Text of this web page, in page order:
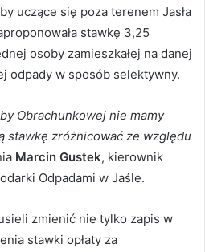
uczące się poza terenem Jasła
stawkę 3,25
osoby zamieszkałej na danej
odpady w sposób selektywny.
Obrachunkowej nie mamy
stawkę zróżnicować ze względu
Marcin Gustek, kierownik
Odpadami w Jaśle.
zmienić nie tylko zapis w
stawki opłaty za